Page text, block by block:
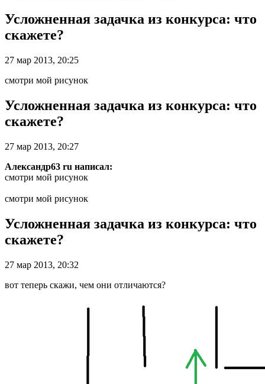
Усложненная задачка из конкурса: что
скажете?
27 мар 2013, 20:25
смотри мой рисунок
Усложненная задачка из конкурса: что
скажете?
27 мар 2013, 20:27
Александр63 ru написал:
смотри мой рисунок
смотри мой рисунок
Усложненная задачка из конкурса: что
скажете?
27 мар 2013, 20:32
вот теперь скажи, чем они отличаются?